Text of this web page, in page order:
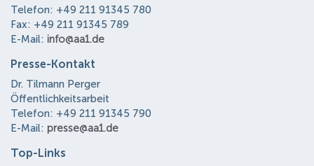
Telefon: +49 211 91345 780
Fax: +49 211 91345 789
E-Mail: info@aa1.de
Presse-Kontakt
Dr. Tilmann Perger
Öffentlichkeitsarbeit
Telefon: +49 211 91345 790
E-Mail: presse@aa1.de
Top-Links